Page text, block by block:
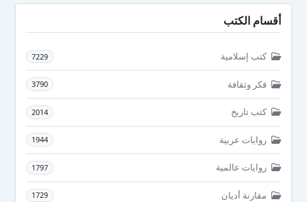
أقسام الكتب
كتب إسلامية 7229
فكر وثقافة 3790
كتب تاريخ 2014
روايات عربية 1944
روايات عالمية 1797
مقارنة أديان 1729